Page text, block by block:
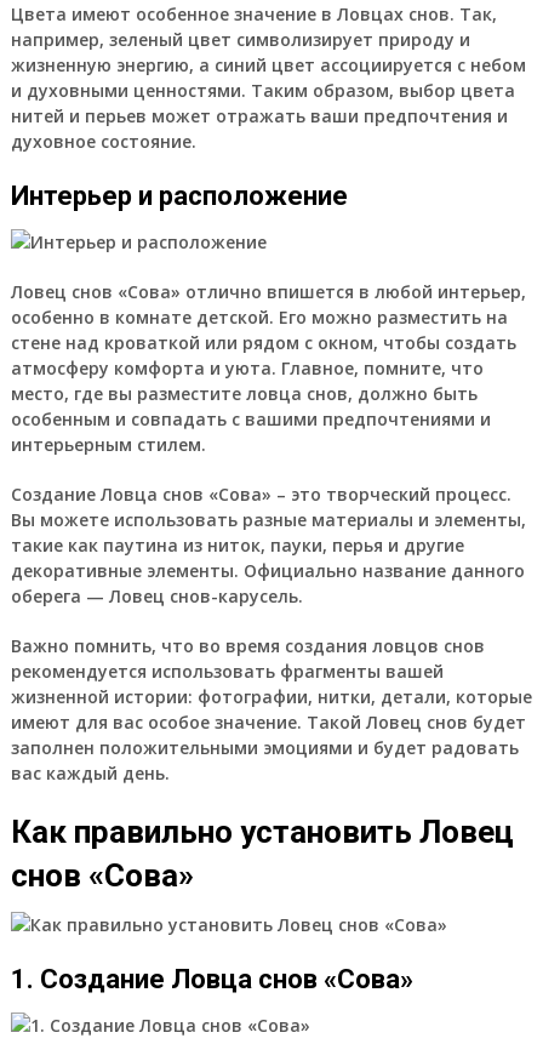
Цвета имеют особенное значение в Ловцах снов. Так,
например, зеленый цвет символизирует природу и
жизненную энергию, а синий цвет ассоциируется с небом
и духовными ценностями. Таким образом, выбор цвета
нитей и перьев может отражать ваши предпочтения и
духовное состояние.
Интерьер и расположение
Ловец снов «Сова» отлично впишется в любой интерьер,
особенно в комнате детской. Его можно разместить на
стене над кроваткой или рядом с окном, чтобы создать
атмосферу комфорта и уюта. Главное, помните, что
место, где вы разместите ловца снов, должно быть
особенным и совпадать с вашими предпочтениями и
интерьерным стилем.
Создание Ловца снов «Сова» – это творческий процесс.
Вы можете использовать разные материалы и элементы,
такие как паутина из ниток, пауки, перья и другие
декоративные элементы. Официально название данного
оберега — Ловец снов-карусель.
Важно помнить, что во время создания ловцов снов
рекомендуется использовать фрагменты вашей
жизненной истории: фотографии, нитки, детали, которые
имеют для вас особое значение. Такой Ловец снов будет
заполнен положительными эмоциями и будет радовать
вас каждый день.
Как правильно установить Ловец
снов «Сова»
1. Создание Ловца снов «Сова»